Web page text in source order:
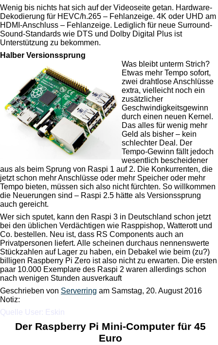
Wenig bis nichts hat sich auf der Videoseite getan. Hardware-
Dekodierung für HEVC/h.265 – Fehlanzeige. 4K oder UHD am
HDMI-Anschluss – Fehlanzeige. Lediglich für neue Surround-
Sound-Standards wie DTS und Dolby Digital Plus ist
Unterstützung zu bekommen.
Halber Versionssprung
Was bleibt unterm Strich?
Etwas mehr Tempo sofort,
zwei drahtlose Anschlüsse
extra, vielleicht noch ein
zusätzlicher
Geschwindigkeitsgewinn
durch einen neuen Kernel.
Das alles für wenig mehr
Geld als bisher – kein
schlechter Deal. Der
Tempo-Gewinn fällt jedoch
wesentlich bescheidener
aus als beim Sprung von Raspi 1 auf 2. Die Konkurrenten, die
jetzt schon mehr Anschlüsse oder mehr Speicher oder mehr
Tempo bieten, müssen sich also nicht fürchten. So willkommen
die Neuerungen sind – Raspi 2.5 hätte als Versionssprung
auch gereicht.
Wer sich sputet, kann den Raspi 3 in Deutschland schon jetzt
bei den üblichen Verdächtigen wie Rasppishop, Watterott und
Co. bestellen. Neu ist, dass RS Components auch an
Privatpersonen liefert. Alle scheinen durchaus nennenswerte
Stückzahlen auf Lager zu haben, ein Debakel wie beim (zu?)
billigen Raspberry Pi Zero ist also nicht zu erwarten. Die ersten
paar 10.000 Exemplare des Raspi 2 waren allerdings schon
nach wenigen Stunden ausverkauft
Geschrieben von Serverring am Samstag, 20. August 2016
Notiz:
Quelle User: Eskin
Der Raspberry Pi Mini-Computer für 45
Euro